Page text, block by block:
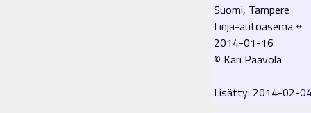
Suomi, Tampere
Linja-autoasema ⌖
2014-01-16
© Kari Paavola
Lisätty: 2014-02-